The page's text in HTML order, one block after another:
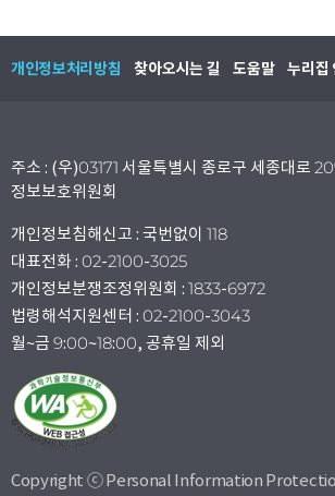
개인정보처리방침 찾아오시는 길 도움말 누리집
주소 : (우)03171 서울특별시 종로구 세종대로
정보보호위원회
개인정보침해신고 : 국번없이 118
대표전화 : 02-2100-3025
개인정보분쟁조정위원회 : 1833-6972
법령해석지원센터 : 02-2100-3043
월~금 9:00~18:00, 공휴일 제외
Copyright ⓒ Personal Information